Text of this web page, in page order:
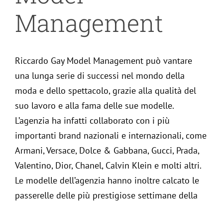
Management
Riccardo Gay Model Management può vantare
una lunga serie di successi nel mondo della
moda e dello spettacolo, grazie alla qualità del
suo lavoro e alla fama delle sue modelle.
L’agenzia ha infatti collaborato con i più
importanti brand nazionali e internazionali, come
Armani, Versace, Dolce & Gabbana, Gucci, Prada,
Valentino, Dior, Chanel, Calvin Klein e molti altri.
Le modelle dell’agenzia hanno inoltre calcato le
passerelle delle più prestigiose settimane della